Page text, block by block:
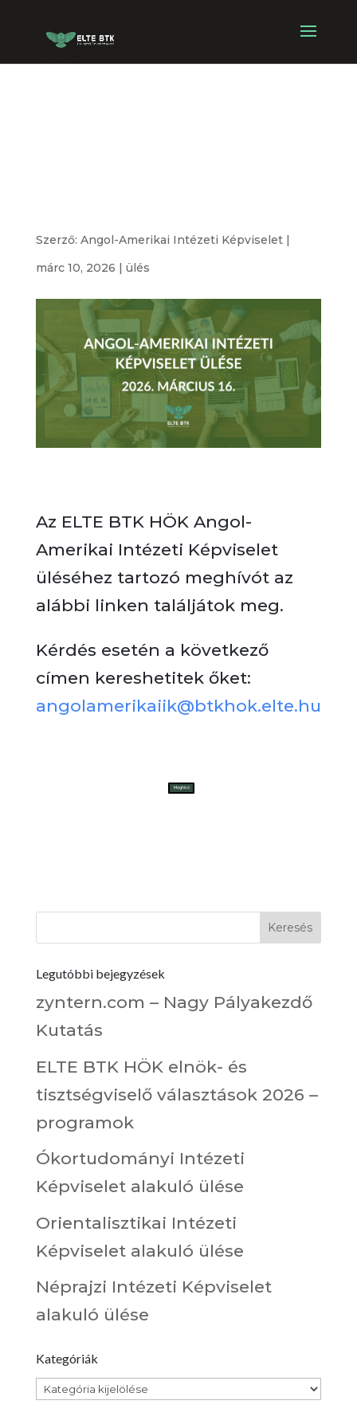
Szerző: Angol-Amerikai Intézeti Képviselet|
márc 10, 2026 | ülés
Az ELTE BTK HÖK Angol-
Amerikai Intézeti Képviselet
üléséhez tartozó meghívót az
alábbi linken találjátok meg.
Kérdés esetén a következő
címen kereshetitek őket:
angolamerikaiik@btkhok.elte.hu
Meghívó
Legutóbbi bejegyzések
zyntern.com – Nagy Pályakezdő
Kutatás
ELTE BTK HÖK elnök- és
tisztségviselő választások 2026 –
programok
Ókortudományi Intézeti
Képviselet alakuló ülése
Orientalisztikai Intézeti
Képviselet alakuló ülése
Néprajzi Intézeti Képviselet
alakuló ülése
Kategóriák
Kategóriák